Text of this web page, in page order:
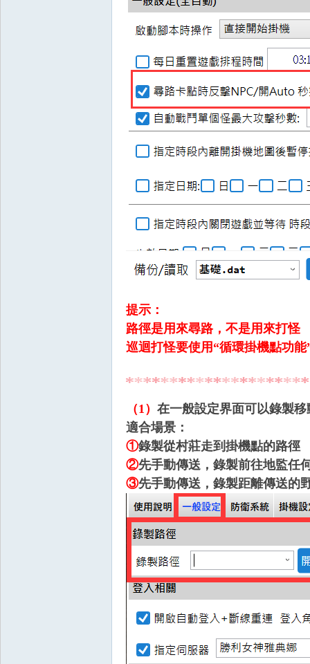
提示：
路徑是用來尋路，不是用來打怪
巡迴打怪要使用“循環掛機點功能
（1） 在一般設定界面可以錄製移
適合場景：
①錄製從村莊走到掛機點的路徑
②先手動傳送，錄製前往地監任
③先手動傳送，錄製距離傳送的